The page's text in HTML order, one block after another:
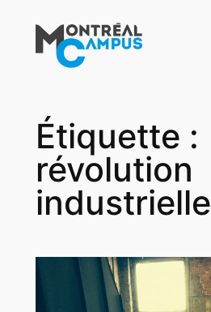
contenu
Étiquette :
révolution
industrielle